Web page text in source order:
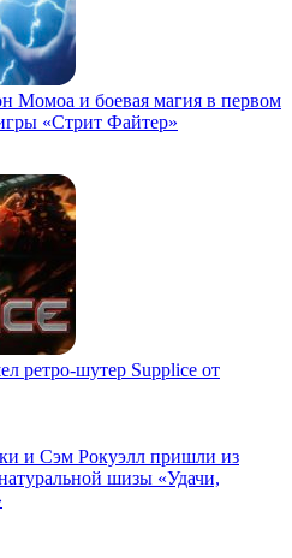
Момоа и боевая магия в первом
«Стрит Файтер»
ретро-шутер Supplice от
и Сэм Рокуэлл пришли из
шизы «Удачи,